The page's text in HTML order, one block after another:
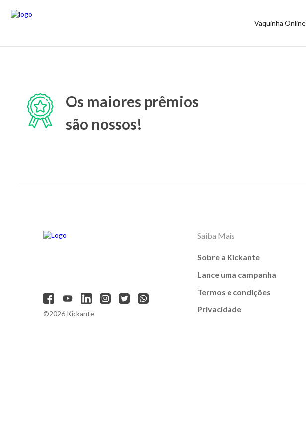
Vaquinha Online
Os maiores prêmios
são nossos!
©2026 Kickante
Saiba Mais
Sobre a Kickante
Lance uma campanha
Termos e condições
Privacidade